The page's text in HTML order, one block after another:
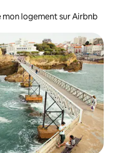
logement sur Airbnb